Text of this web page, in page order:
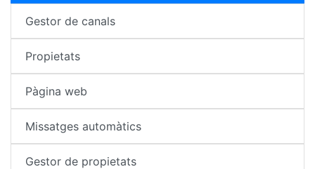
Gestor de canals
Propietats
Pàgina web
Missatges automàtics
Gestor de propietats